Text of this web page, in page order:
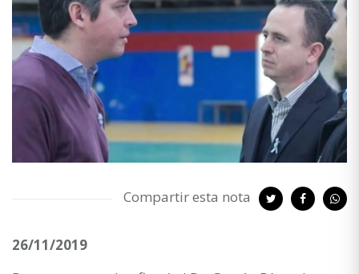
Compartir esta nota
26/11/2019